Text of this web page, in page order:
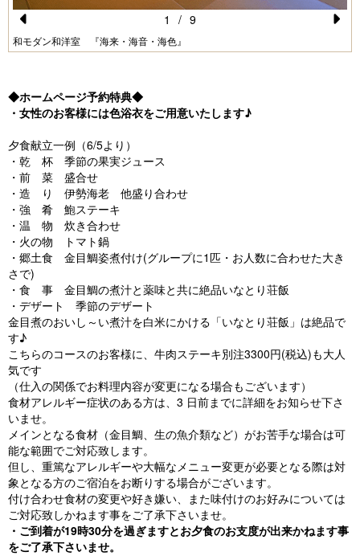
Pr
vi
o
u
s
和モダン和洋室 『海来・海音・海色』
1 / 9
◆ホームページ予約特典◆
・女性のお客様には色浴衣をご用意いたします♪
夕食献立一例（6/5より）
・乾 杯 季節の果実ジュース
・前 菜 盛合せ
・造 り 伊勢海老 他盛り合わせ
・強 肴 鮑ステーキ
・温 物 炊き合わせ
・火の物 トマト鍋
・郷土食 金目鯛姿煮付け(グループに1匹・お人数に合わせた大き
さで)
・食 事 金目鯛の煮汁と薬味と共に絶品いなとり荘飯
・デザート 季節のデザート
金目煮のおいし～い煮汁を白米にかける「いなとり荘飯」は絶品で
す♪
こちらのコースのお客様に、牛肉ステーキ別注3300円(税込)も大人
気です
（仕入の関係でお料理内容が変更になる場合もございます）
食材アレルギー症状のある方は、3 日前までに詳細をお知らせ下さ
いませ。
メインとなる食材（金目鯛、生の魚介類など）がお苦手な場合は可
能な範囲でご対応致します。
但し、重篤なアレルギーや大幅なメニュー変更が必要となる際は対
象となる方のご宿泊をお断りする場合がございます。
付け合わせ食材の変更や好き嫌い、また味付けのお好みについては
ご対応致しかねます事をご了承下さいませ。
・ご到着が19時30分を過ぎますとお夕食のお支度が出来かねます事
をご了承下さいませ。